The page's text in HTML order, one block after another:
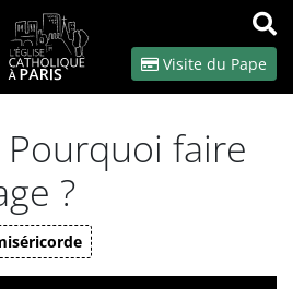
OK
Visite du Pape
faire
?
cookies